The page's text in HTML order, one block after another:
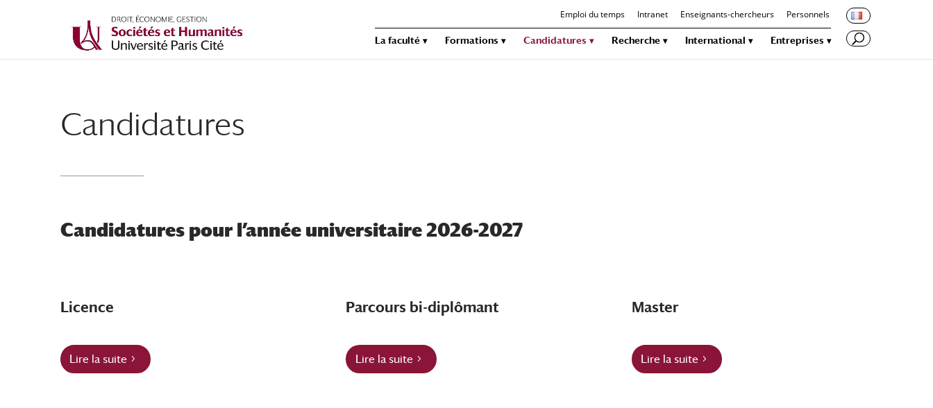
Emploi du temps Intranet Enseignants-chercheurs Personnels
La faculté Formations Candidatures Recherche International Entreprises
Candidatures
Candidatures pour l’année universitaire 2026-2027
Licence
Lire la suite
Parcours bi-diplômant
Lire la suite
Master
Lire la suite